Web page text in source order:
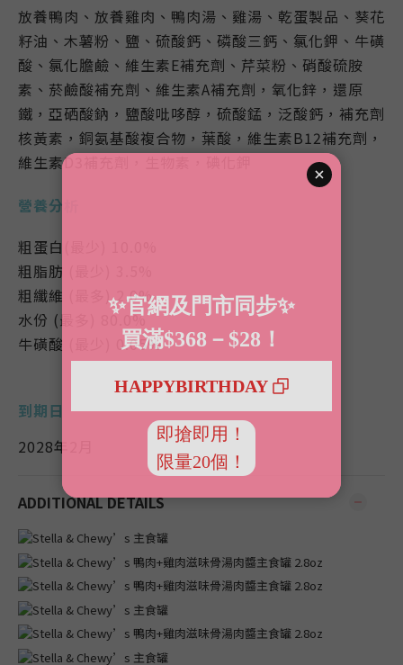
放養鴨肉、放養雞肉、鴨肉湯、雞湯、乾蛋製品、葵花
籽油、木薯粉、鹽、硫酸鈣、磷酸三鈣、氯化鉀、牛磺
酸、氯化膽鹼、維生素E補充劑、芹菜粉、硝酸硫胺
素、菸鹼酸補充劑、維生素A補充劑，氧化鋅，還原
鐵，亞硒酸鈉，鹽酸吡哆醇，硫酸錳，泛酸鈣，補充劑
核黃素，銅氨基酸複合物，葉酸，維生素B12補充劑，
維生素D3補充劑，生物素，碘化鉀
營養分析
粗蛋白(最少) 10.0%
粗脂肪 (最少) 3.5%
粗纖維 (最多) 2.0%
水份 (最多) 80.0%
牛磺酸 (最少) 0.05%
到期日
2028年2月
ADDITIONAL DETAILS